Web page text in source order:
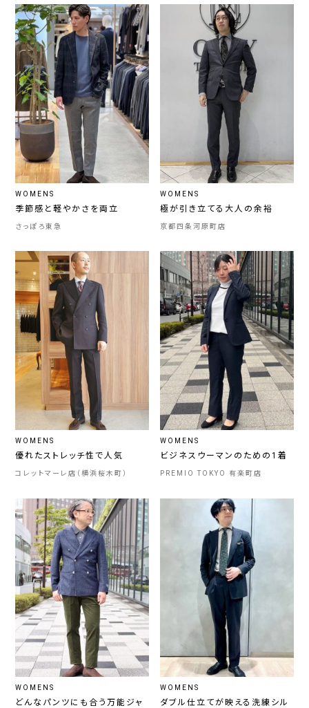
WOMENS
季節感と軽やかさを両立
さっぽろ東急
WOMENS
極が引き立てる大人の余裕
京都四条河原町店
WOMENS
優れたストレッチ性で人気
コレットマーレ店（横浜桜木町）
WOMENS
ビジネスウーマンのための1着
PREMIO TOKYO 有楽町店
WOMENS
どんなパンツにも合う万能ジャ
WOMENS
ダブル仕立てが映える洗練シル